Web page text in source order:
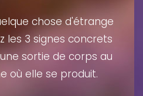
chose d'étrange
les 3 signes concrets
sortie de corps au
où elle se produit.